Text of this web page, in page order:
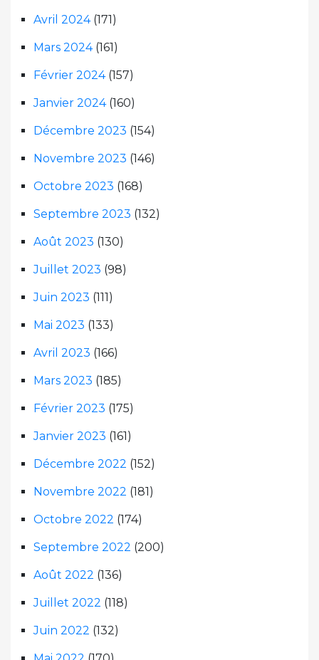
Avril 2024(171)
Mars 2024(161)
Février 2024(157)
Janvier 2024(160)
Décembre 2023 (154)
Novembre 2023 (146)
Octobre 2023 (168)
Septembre 2023 (132)
Août 2023 (130)
Juillet 2023 (98)
Juin 2023 (111)
Mai 2023 (133)
Avril 2023 (166)
Mars 2023 (185)
Février 2023 (175)
Janvier 2023 (161)
Décembre 2022 (152)
Novembre 2022 (181)
Octobre 2022 (174)
Septembre 2022 (200)
Août 2022 (136)
Juillet 2022 (118)
Juin 2022 (132)